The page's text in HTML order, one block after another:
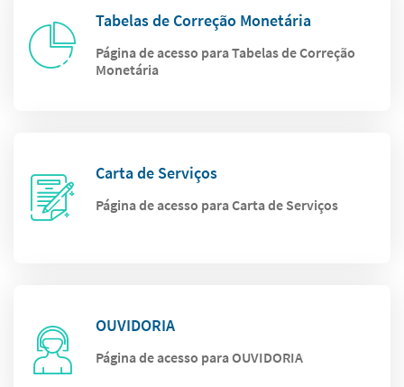
Tabelas de Correção Monetária
Página de acesso para Tabelas de Correção
Monetária
Carta de Serviços
Página de acesso para Carta de Serviços
OUVIDORIA
Página de acesso para OUVIDORIA